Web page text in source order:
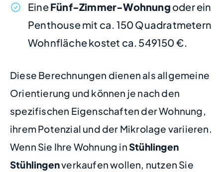
EineFünf-Zimmer-Wohnung oder ein
Penthouse mit ca. 150 Quadratmetern
Wohnfläche kostet ca. 549150 €.
Diese Berechnungen dienen als allgemeine
Orientierung und können je nach den
spezifischen Eigenschaften der Wohnung,
ihrem Potenzial und der Mikrolage variieren.
Wenn Sie Ihre Wohnung inStühlingen
Stühlingenverkaufen wollen, nutzen Sie